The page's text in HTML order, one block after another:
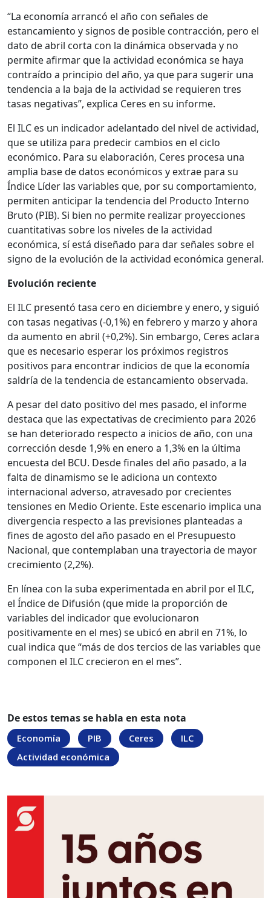
“La economía arrancó el año con señales de
estancamiento y signos de posible contracción, pero el
dato de abril corta con la dinámica observada y no
permite afirmar que la actividad económica se haya
contraído a principio del año, ya que para sugerir una
tendencia a la baja de la actividad se requieren tres
tasas negativas”, explica Ceres en su informe.
El ILC es un indicador adelantado del nivel de actividad,
que se utiliza para predecir cambios en el ciclo
económico. Para su elaboración, Ceres procesa una
amplia base de datos económicos y extrae para su
Índice Líder las variables que, por su comportamiento,
permiten anticipar la tendencia del Producto Interno
Bruto (PIB). Si bien no permite realizar proyecciones
cuantitativas sobre los niveles de la actividad
económica, sí está diseñado para dar señales sobre el
signo de la evolución de la actividad económica general.
Evolución reciente
El ILC presentó tasa cero en diciembre y enero, y siguió
con tasas negativas (-0,1%) en febrero y marzo y ahora
da aumento en abril (+0,2%). Sin embargo, Ceres aclara
que es necesario esperar los próximos registros
positivos para encontrar indicios de que la economía
saldría de la tendencia de estancamiento observada.
A pesar del dato positivo del mes pasado, el informe
destaca que las expectativas de crecimiento para 2026
se han deteriorado respecto a inicios de año, con una
corrección desde 1,9% en enero a 1,3% en la última
encuesta del BCU. Desde finales del año pasado, a la
falta de dinamismo se le adiciona un contexto
internacional adverso, atravesado por crecientes
tensiones en Medio Oriente. Este escenario implica una
divergencia respecto a las previsiones planteadas a
fines de agosto del año pasado en el Presupuesto
Nacional, que contemplaban una trayectoria de mayor
crecimiento (2,2%).
En línea con la suba experimentada en abril por el ILC,
el Índice de Difusión (que mide la proporción de
variables del indicador que evolucionaron
positivamente en el mes) se ubicó en abril en 71%, lo
cual indica que “más de dos tercios de las variables que
componen el ILC crecieron en el mes”.
De estos temas se habla en esta nota
Economía PIB Ceres
ILC
Actividad económica